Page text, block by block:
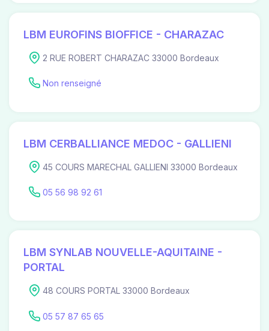
LBM EUROFINS BIOFFICE - CHARAZAC
2 RUE ROBERT CHARAZAC 33000 Bordeaux
Non renseigné
LBM CERBALLIANCE MEDOC - GALLIENI
45 COURS MARECHAL GALLIENI 33000 Bordeaux
05 56 98 92 61
LBM SYNLAB NOUVELLE-AQUITAINE -
PORTAL
48 COURS PORTAL 33000 Bordeaux
05 57 87 65 65